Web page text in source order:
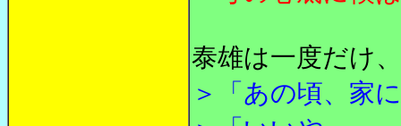
泰雄は一度だけ
＞「あの頃、家